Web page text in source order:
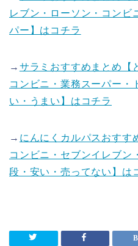
レブン・ローソン・コンビ
パー】はコチラ
→ サラミおすすめまとめ【
コンビニ・業務スーパー・
い・うまい】はコチラ
→ にんにくカルパスおすす
コンビニ・セブンイレブン
段・安い・売ってない】は